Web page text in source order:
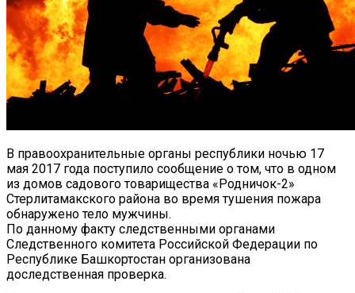
В правоохранительные органы республики ночью 17
мая 2017 года поступило сообщение о том, что в одном
из домов садового товарищества «Родничок-2»
Стерлитамакского района во время тушения пожара
обнаружено тело мужчины.
По данному факту следственными органами
Следственного комитета Российской Федерации по
Республике Башкортостан организована
доследственная проверка.